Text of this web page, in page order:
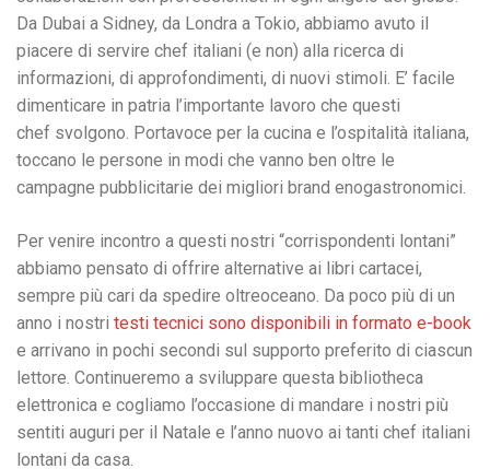
Da Dubai a Sidney, da Londra a Tokio, abbiamo avuto il
piacere di servire chef italiani (e non) alla ricerca di
informazioni, di approfondimenti, di nuovi stimoli. E’ facile
dimenticare in patria l’importante lavoro che questi
chef svolgono. Portavoce per la cucina e l’ospitalità italiana,
toccano le persone in modi che vanno ben oltre le
campagne pubblicitarie dei migliori brand enogastronomici.
Per venire incontro a questi nostri “corrispondenti lontani”
abbiamo pensato di offrire alternative ai libri cartacei,
sempre più cari da spedire oltreoceano. Da poco più di un
anno i nostri testi tecnici sono disponibili in formato e-book
e arrivano in pochi secondi sul supporto preferito di ciascun
lettore. Continueremo a sviluppare questa bibliotheca
elettronica e cogliamo l’occasione di mandare i nostri più
sentiti auguri per il Natale e l’anno nuovo ai tanti chef italiani
lontani da casa.